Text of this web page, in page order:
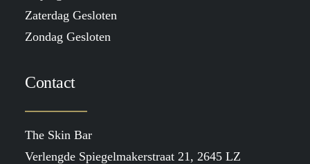
Zaterdag Gesloten
Zondag Gesloten
Contact
The Skin Bar
Verlengde Spiegelmakerstraat 21, 2645 LZ